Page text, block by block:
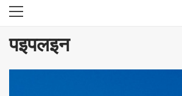
प्राथमिक
पइपलइन